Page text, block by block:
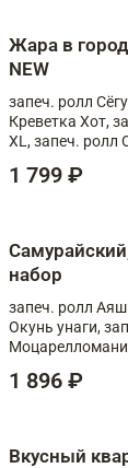
Жара в
NEW
запеч. ролл
Креветка Хот,
XL, запеч. ролл
1 799 ₽
набор
запеч. ролл
Окунь унаги,
1 896 ₽
Вкусный